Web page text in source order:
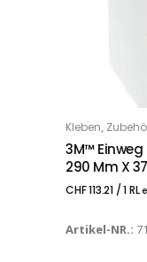
IN DEN
Kleben,
3M™
290 Mm X
CHF113.21 / 1 RL
Artikel-NR.: